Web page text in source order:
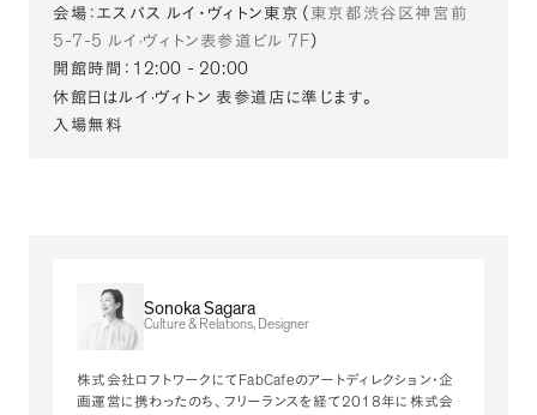
会場：エスパス ルイ･ヴィトン東京 （ 東京都渋谷区神宮前
5-7-5 ルイ·ヴィトン表参道ビル 7F）
開館時間： 12:00 - 20:00
休館日はルイ·ヴィトン 表参道店に準じます。
入場無料
Sonoka Sagara
Culture & Relations, Designer
株式会社ロフトワークにて FabCafeのアートディレクション・企
画運営に携わったのち、 フリーランスを経て 2018年に株式会